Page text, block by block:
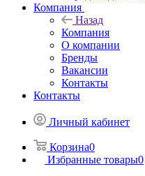
Компания
Назад
Компания
О компании
Бренды
Вакансии
Контакты
Контакты
Личный кабинет
Корзина0
Избранные товары0